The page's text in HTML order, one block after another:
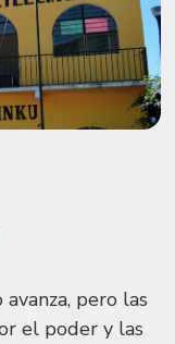
pero las
el poder y las